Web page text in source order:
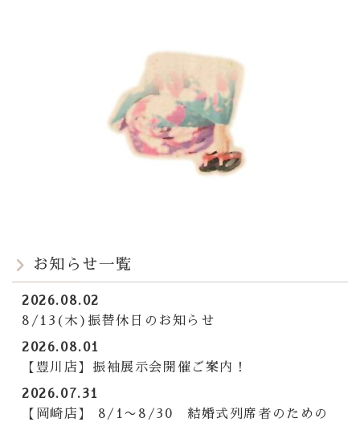
お知らせ一覧
2026.08.02
8/13(木)振替休日のお知らせ
2026.08.01
【豊川店】振袖展示会開催ご案内！
2026.07.31
【岡崎店】 8/1〜8/30 結婚式列席者のための